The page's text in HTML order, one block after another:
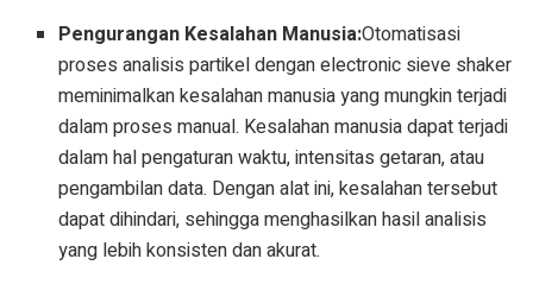
Pengurangan Kesalahan Manusia:Otomatisasi
proses analisis partikel dengan electronic sieve shaker
meminimalkan kesalahan manusia yang mungkin terjadi
dalam proses manual. Kesalahan manusia dapat terjadi
dalam hal pengaturan waktu, intensitas getaran, atau
pengambilan data. Dengan alat ini, kesalahan tersebut
dapat dihindari, sehingga menghasilkan hasil analisis
yang lebih konsisten dan akurat.